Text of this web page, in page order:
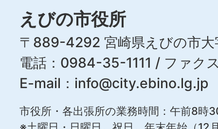
えびの市役所
〒889-4292 宮崎県えびの市大
電話：0984-35-1111 / ファ
E-mail： info@city.ebino.lg.jp
市役所・各出張所の業務時間：午前8時